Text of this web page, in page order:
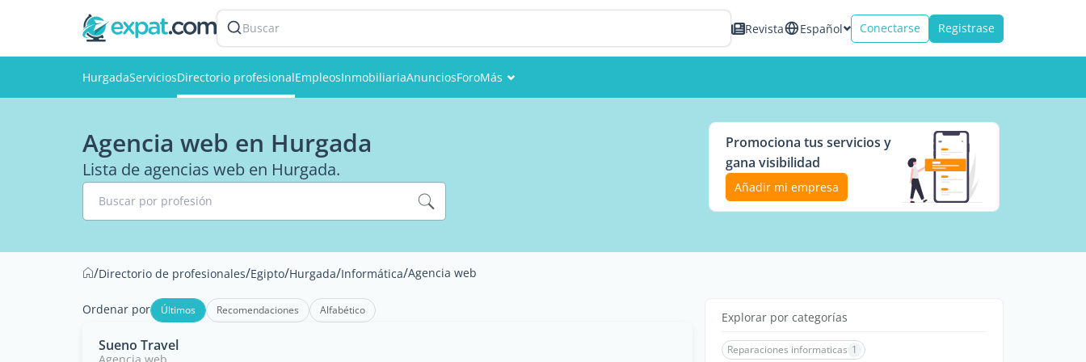
Buscar Revista Español Conectarse Registrase
HurgadaServiciosDirectorio profesionalEmpleosInmobiliariaAnunciosForoMás
Agencia web en Hurgada
Lista de agencias web en Hurgada.
Buscar por profesión
Promociona tus servicios y
gana visibilidad
Añadir mi empresa
/Directorio de profesionales/Egipto/Hurgada/Informática/Agencia web
Ordenar por Últimos Recomendaciones Alfabético
Sueno Travel
Explorar por categorías
Reparaciones informaticas 1